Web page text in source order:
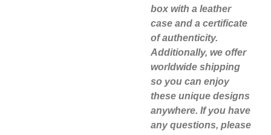
box with a leather
case and a certificate
of authenticity.
Additionally, we offer
worldwide shipping
so you can enjoy
these unique designs
anywhere. If you have
any questions, please